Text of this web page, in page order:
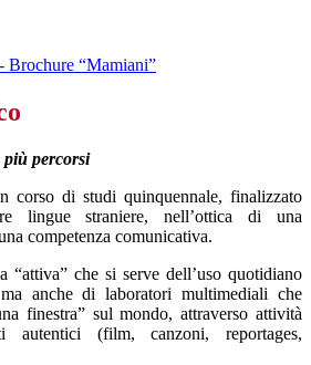
Brochure “Mamiani”
percorsi
corso di studi quinquennale, finalizzato
lingue straniere, nell’ottica di una
competenza comunicativa.
“attiva” che si serve dell’uso quotidiano
anche di laboratori multimediali che
finestra” sul mondo, attraverso attività
autentici (film, canzoni, reportages,